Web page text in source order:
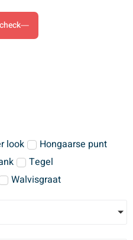
look
Hongaarse punt
Tegel
Walvisgraat